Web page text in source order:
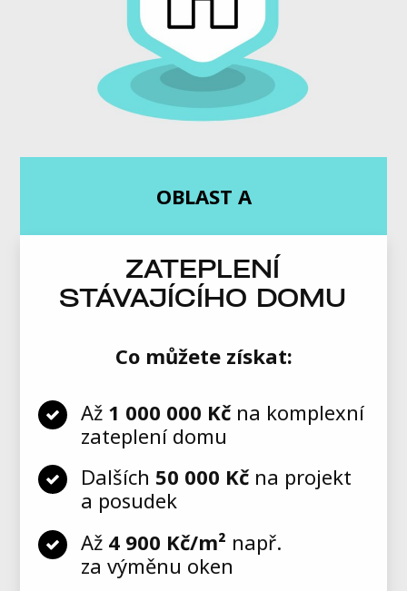
OBLAST A
ZATEPLENÍ
STÁVAJÍCÍHO DOMU
Co můžete získat:
Až 1 000 000 Kč na komplexní
zateplení domu
Dalších 50 000 Kčna projekt
a posudek
Až 4 900 Kč/m² např.
za výměnu oken